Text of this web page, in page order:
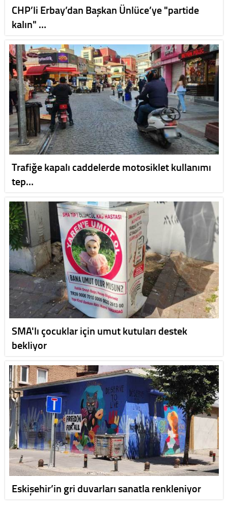
CHP’li Erbay’dan Başkan Ünlüce’ye "partide
kalın" …
Trafiğe kapalı caddelerde motosiklet kullanımı
tep…
SMA'lı çocuklar için umut kutuları destek
bekliyor
Eskişehir’in gri duvarları sanatla renkleniyor